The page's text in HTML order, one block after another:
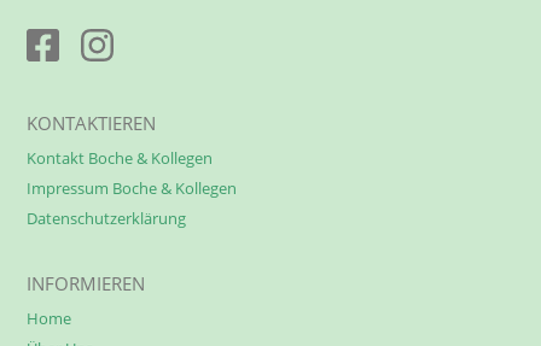
KONTAKTIEREN
Kontakt Boche & Kollegen
Impressum Boche & Kollegen
Datenschutzerklärung
INFORMIEREN
Home